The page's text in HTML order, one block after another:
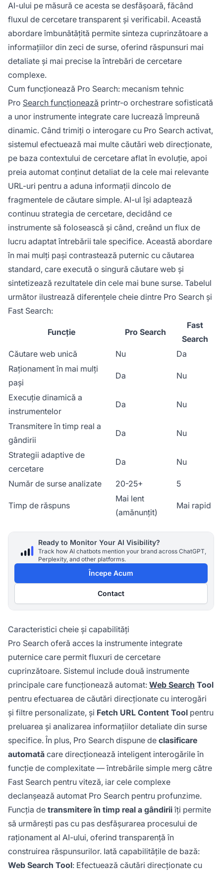
AI-ului pe măsură ce acesta se desfășoară, făcând
fluxul de cercetare transparent și verificabil. Această
abordare îmbunătățită permite sinteza cuprinzătoare a
informațiilor din zeci de surse, oferind răspunsuri mai
detaliate și mai precise la întrebări de cercetare
complexe.
Cum funcționează Pro Search: mecanism tehnic
Pro Search funcționează printr-o orchestrare sofisticată
a unor instrumente integrate care lucrează împreună
dinamic. Când trimiți o interogare cu Pro Search activat,
sistemul efectuează mai multe căutări web direcționate,
pe baza contextului de cercetare aflat în evoluție, apoi
preia automat conținut detaliat de la cele mai relevante
URL-uri pentru a aduna informații dincolo de
fragmentele de căutare simple. AI-ul își adaptează
continuu strategia de cercetare, decidând ce
instrumente să folosească și când, creând un flux de
lucru adaptat întrebării tale specifice. Această abordare
în mai mulți pași contrastează puternic cu căutarea
standard, care execută o singură căutare web și
sintetizează rezultatele din cele mai bune surse. Tabelul
următor ilustrează diferențele cheie dintre Pro Search și
Fast Search:
Funcție Pro Search
Fast
Search
Căutare web unică
Nu
Da
Raționament în mai mulți
pași
Da Nu
Execuție dinamică a
instrumentelor
Da Nu
Transmitere în timp real a
gândirii
Da Nu
Strategii adaptive de
cercetare
Da Nu
Număr de surse analizate 20-25+ 5
Timp de răspuns
Mai lent
(amănunțit)
Mai rapid
Ready to Monitor Your AI Visibility?
Track how AI chatbots mention your brand across ChatGPT,
Perplexity, and other platforms.
Începe Acum
Contact
Caracteristici cheie și capabilități
Pro Search oferă acces la instrumente integrate
puternice care permit fluxuri de cercetare
cuprinzătoare. Sistemul include două instrumente
principale care funcționează automat: Web Search Tool
pentru efectuarea de căutări direcționate cu interogări
și filtre personalizate, și Fetch URL Content Tool pentru
preluarea și analizarea informațiilor detaliate din surse
specifice. În plus, Pro Search dispune de clasificare
automată care direcționează inteligent interogările în
funcție de complexitate — întrebările simple merg către
Fast Search pentru viteză, iar cele complexe
declanșează automat Pro Search pentru profunzime.
Funcția de transmitere în timp real a gândiriiîți permite
să urmărești pas cu pas desfășurarea procesului de
raționament al AI-ului, oferind transparență în
construirea răspunsurilor. Iată capabilitățile de bază:
Web Search Tool: Efectuează căutări direcționate cu